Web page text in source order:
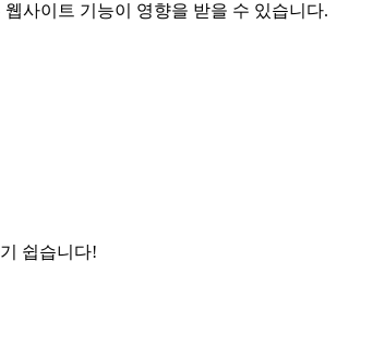
사이트 기능이 영향을 받을 수 있습니다.
쉽습니다!